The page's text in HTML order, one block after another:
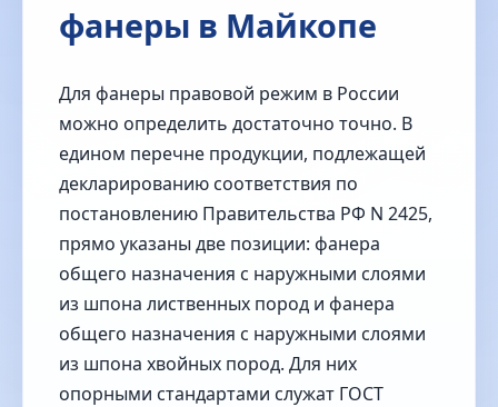
фанеры в Майкопе
Для фанеры правовой режим в России
можно определить достаточно точно. В
едином перечне продукции, подлежащей
декларированию соответствия по
постановлению Правительства РФ N 2425,
прямо указаны две позиции: фанера
общего назначения с наружными слоями
из шпона лиственных пород и фанера
общего назначения с наружными слоями
из шпона хвойных пород. Для них
опорными стандартами служат ГОСТ